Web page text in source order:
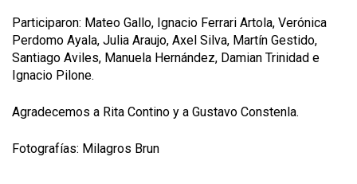
Participaron: Mateo Gallo, Ignacio Ferrari Artola, Verónica
Perdomo Ayala, Julia Araujo, Axel Silva, Martín Gestido,
Santiago Aviles, Manuela Hernández, Damian Trinidad e
Ignacio Pilone.
Agradecemos a Rita Contino y a Gustavo Constenla.
Fotografías: Milagros Brun